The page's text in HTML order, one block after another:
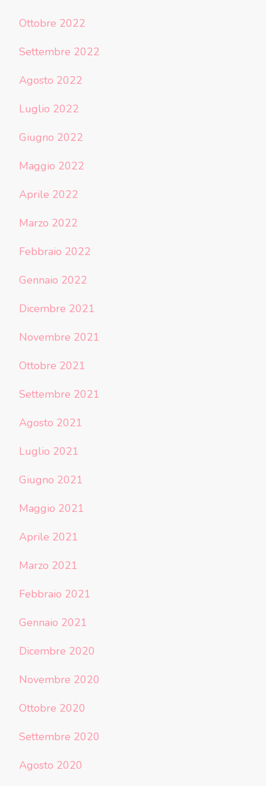
Ottobre 2022
Settembre 2022
Agosto 2022
Luglio 2022
Giugno 2022
Maggio 2022
Aprile 2022
Marzo 2022
Febbraio 2022
Gennaio 2022
Dicembre 2021
Novembre 2021
Ottobre 2021
Settembre 2021
Agosto 2021
Luglio 2021
Giugno 2021
Maggio 2021
Aprile 2021
Marzo 2021
Febbraio 2021
Gennaio 2021
Dicembre 2020
Novembre 2020
Ottobre 2020
Settembre 2020
Agosto 2020